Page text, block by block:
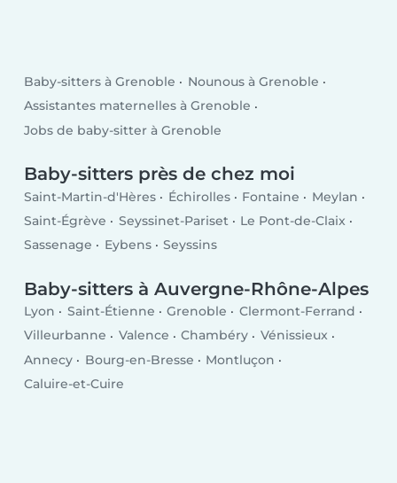
Baby-sitters à Grenoble
Nounous à Grenoble
Assistantes maternelles à Grenoble
Jobs de baby-sitter à Grenoble
Baby-sitters près de chez moi
Saint-Martin-d'Hères Échirolles Fontaine
Meylan
Saint-Égrève
Seyssinet-Pariset
Le Pont-de-Claix
Sassenage
Eybens Seyssins
Baby-sitters à Auvergne-Rhône-Alpes
Lyon Saint-Étienne Grenoble
Clermont-Ferrand
Villeurbanne
Valence Chambéry
Vénissieux
Annecy
Bourg-en-Bresse
Montluçon
Caluire-et-Cuire